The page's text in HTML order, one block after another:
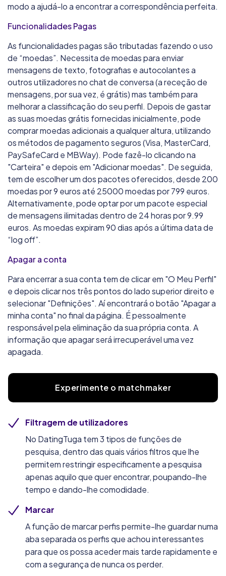
modo a ajudá-lo a encontrar a correspondência perfeita.
Funcionalidades Pagas
As funcionalidades pagas são tributadas fazendo o uso
de “moedas”. Necessita de moedas para enviar
mensagens de texto, fotografias e autocolantes a
outros utilizadores no chat de conversa (a receção de
mensagens, por sua vez, é grátis) mas também para
melhorar a classificação do seu perfil. Depois de gastar
as suas moedas grátis fornecidas inicialmente, pode
comprar moedas adicionais a qualquer altura, utilizando
os métodos de pagamento seguros (Visa, MasterCard,
PaySafeCard e MBWay). Pode fazê-lo clicando na
"Carteira" e depois em "Adicionar moedas". De seguida,
tem de escolher um dos pacotes oferecidos, desde 200
moedas por 9 euros até 25000 moedas por 799 euros.
Alternativamente, pode optar por um pacote especial
de mensagens ilimitadas dentro de 24 horas por 9.99
euros. As moedas expiram 90 dias após a última data de
“log off”.
Apagar a conta
Para encerrar a sua conta tem de clicar em "O Meu Perfil"
e depois clicar nos três pontos do lado superior direito e
selecionar "Definições". Aí encontrará o botão "Apagar a
minha conta" no final da página. É pessoalmente
responsável pela eliminação da sua própria conta. A
informação que apagar será irrecuperável uma vez
apagada.
Experimente o matchmaker
Filtragem de utilizadores
No DatingTuga tem 3 tipos de funções de
pesquisa, dentro das quais vários filtros que lhe
permitem restringir especificamente a pesquisa
apenas aquilo que quer encontrar, poupando-lhe
tempo e dando-lhe comodidade.
Marcar
A função de marcar perfis permite-lhe guardar numa
aba separada os perfis que achou interessantes
para que os possa aceder mais tarde rapidamente e
com a segurança de nunca os perder.